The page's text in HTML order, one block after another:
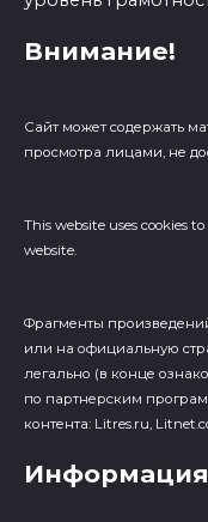
Внимание!
Сайт может содержать
просмотра лицами, не
This website uses cookies
website.
Фрагменты
или на официальную
легально (в конце
по партнерским
контента: Litres.ru,
Информация